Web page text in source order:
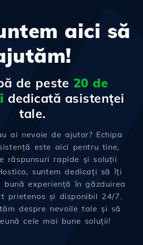
aici să
de peste 20 de
dedicată asistenței
tale.
ai nevoie de ajutor? Echipa
este aici pentru tine,
răspunsuri rapide și soluții
suntem dedicați să îți
bună experiență în găzduirea
prietenos și disponibil 24/7.
despre nevoile tale și să
cele mai bune soluții!